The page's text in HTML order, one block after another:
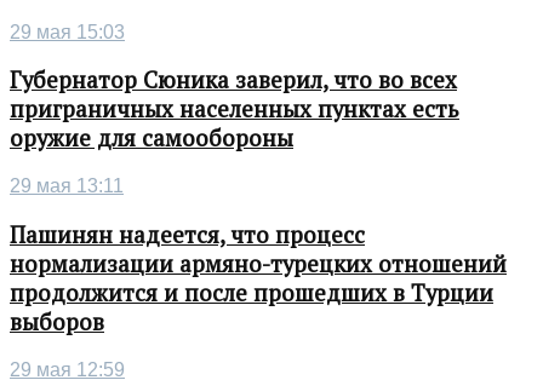
29 мая 15:03
Губернатор Сюника заверил, что во всех
приграничных населенных пунктах есть
оружие для самообороны
29 мая 13:11
Пашинян надеется, что процесс
нормализации армяно-турецких отношений
продолжится и после прошедших в Турции
выборов
29 мая 12:59